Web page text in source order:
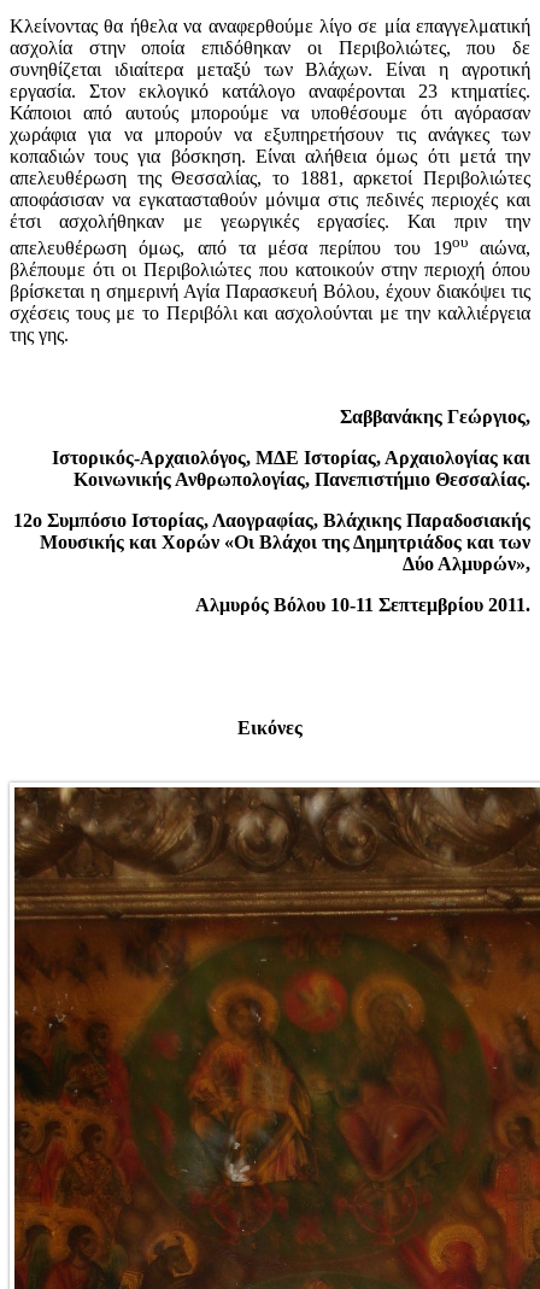
Κλείνοντας θα ήθελα να αναφερθούμε λίγο σε μία επαγγελματική
ασχολία στην οποία επιδόθηκαν οι Περιβολιώτες, που δε
συνηθίζεται ιδιαίτερα μεταξύ των Βλάχων. Είναι η αγροτική
εργασία. Στον εκλογικό κατάλογο αναφέρονται 23 κτηματίες.
Κάποιοι από αυτούς μπορούμε να υποθέσουμε ότι αγόρασαν
χωράφια για να μπορούν να εξυπηρετήσουν τις ανάγκες των
κοπαδιών τους για βόσκηση. Είναι αλήθεια όμως ότι μετά την
απελευθέρωση της Θεσσαλίας, το 1881, αρκετοί Περιβολιώτες
αποφάσισαν να εγκατασταθούν μόνιμα στις πεδινές περιοχές και
έτσι ασχολήθηκαν με γεωργικές εργασίες. Και πριν την
απελευθέρωση όμως, από τα μέσα περίπου του 19ουαιώνα,
βλέπουμε ότι οι Περιβολιώτες που κατοικούν στην περιοχή όπου
βρίσκεται η σημερινή Αγία Παρασκευή Βόλου, έχουν διακόψει τις
σχέσεις τους με το Περιβόλι και ασχολούνται με την καλλιέργεια
της γης.
Σαββανάκης Γεώργιος,
Ιστορικός-Αρχαιολόγος, ΜΔΕ Ιστορίας, Αρχαιολογίας και
Κοινωνικής Ανθρωπολογίας, Πανεπιστήμιο Θεσσαλίας.
12ο Συμπόσιο Ιστορίας, Λαογραφίας, Βλάχικης Παραδοσιακής
Μουσικής και Χορών «Οι Βλάχοι της Δημητριάδος και των
Δύο Αλμυρών»,
Αλμυρός Βόλου 10-11 Σεπτεμβρίου 2011.
Εικόνες